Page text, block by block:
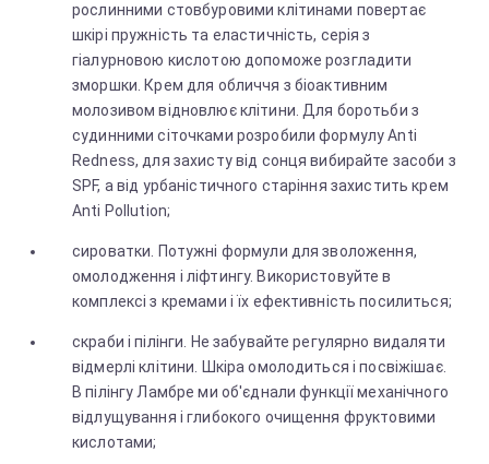
рослинними стовбуровими клітинами повертає
шкірі пружність та еластичність, серія з
гіалурновою кислотою допоможе розгладити
зморшки. Крем для обличчя з біоактивним
молозивом відновлює клітини. Для боротьби з
судинними сіточками розробили формулу Anti
Redness, для захисту від сонця вибирайте засоби з
SPF, а від урбаністичного старіння захистить крем
Anti Pollution;
сироватки. Потужні формули для зволоження,
омолодження і ліфтингу. Використовуйте в
комплексі з кремами і їх ефективність посилиться;
скраби і пілінги. Не забувайте регулярно видаляти
відмерлі клітини. Шкіра омолодиться і посвіжішає.
В пілінгу Ламбре ми об'єднали функції механічного
відлущування і глибокого очищення фруктовими
кислотами;